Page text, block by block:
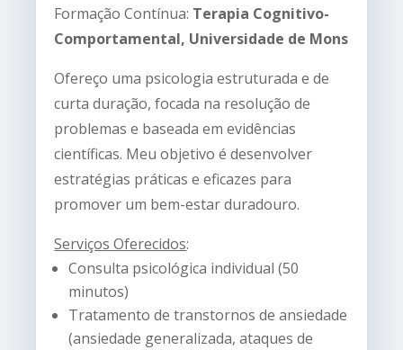
Formação Contínua: Terapia Cognitivo-
Comportamental, Universidade de Mons
Ofereço uma psicologia estruturada e de
curta duração, focada na resolução de
problemas e baseada em evidências
científicas. Meu objetivo é desenvolver
estratégias práticas e eficazes para
promover um bem-estar duradouro.
Serviços Oferecidos:
Consulta psicológica individual (50
minutos)
Tratamento de transtornos de ansiedade
(ansiedade generalizada, ataques de